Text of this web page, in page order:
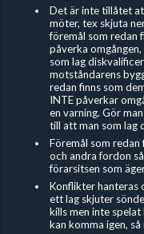
Det är inte tillåtet
möter, tex skjuta
föremål som redan
påverka
som lag
motståndarens
redan finns som
INTE påverkar
en varning. Gör
till att man som lag
Föremål som
och andra fordon
förarsitsen som
Konflikter hanteras
ett lag skjuter
kills men inte
kan komma igen,